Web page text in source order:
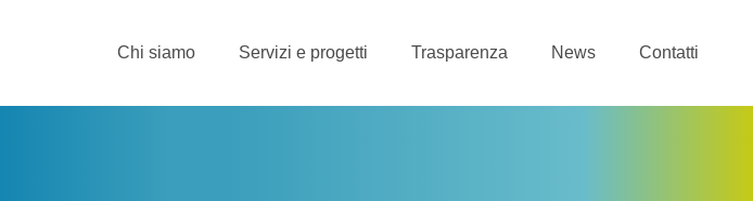
Chi siamo Servizi e progetti Trasparenza News Contatti